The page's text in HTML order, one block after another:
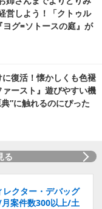
営しよう！「クトゥル
グ=ソトースの庭』が
復活！懐かしくも色褪
ースト』遊びやすい機
”に触れるのにぴった
る
クター・デバッグ
案件数300以上/土